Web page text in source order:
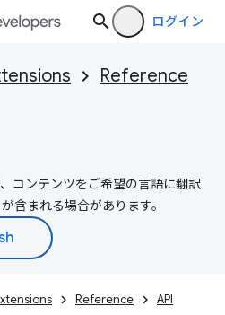
ログイン
Reference
コンテンツをご希望の言語に翻訳
含まれる場合があります。
Reference API